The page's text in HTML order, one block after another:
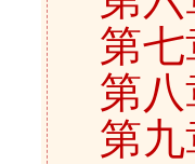
第
第
第